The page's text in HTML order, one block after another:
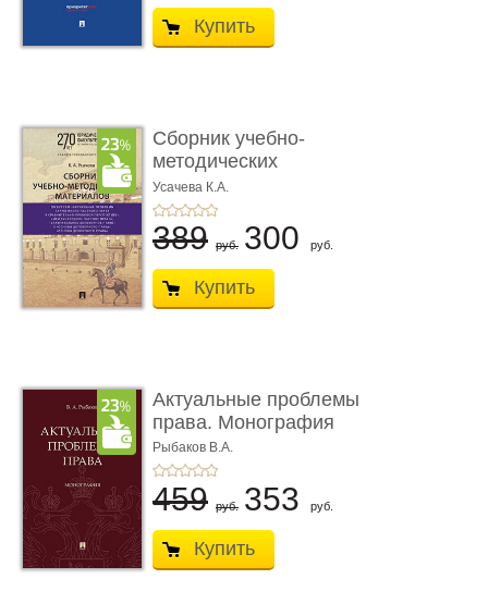
Купить
Сборник учебно-
методических
материалов по кур ...
Усачева К.А.
389 руб. 300 руб.
Купить
Актуальные проблемы
права. Монография
Рыбаков В.А.
459 руб. 353 руб.
Купить